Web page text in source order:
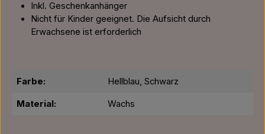
Inkl. Geschenkanhänger
Nicht für Kinder geeignet. Die Aufsicht durch
Erwachsene ist erforderlich
Farbe: Hellblau, Schwarz
Material: Wachs